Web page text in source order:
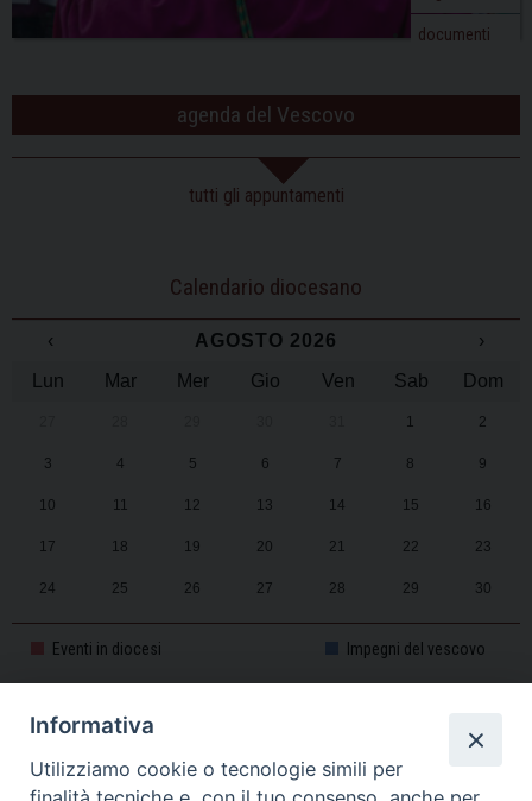
documenti
agenda del Vescovo
tutti gli appuntamenti
Calendario diocesano
‹ AGOSTO 2026
›
Lun
Mar Mer Gio Ven Sab Dom
1 2
3 4 5 6 7 8 9
10 11 12 13 14 15 16
17 18 19 20 21 22 23
24 25 26 27 28 29 30
31 1 2 3 4 5 6
Eventi in diocesi Impegni del vescovo
CALENDARIO PASTORALE 2025-2026
Informativa
Utilizziamo cookie o tecnologie simili per